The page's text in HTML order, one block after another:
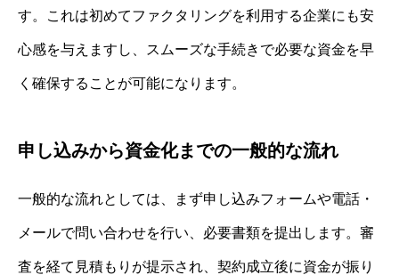
す。これは初めてファクタリングを利用する企業にも安
心感を与えますし、スムーズな手続きで必要な資金を早
く確保することが可能になります。
申し込みから資金化までの一般的な流れ
一般的な流れとしては、まず申し込みフォームや電話・
メールで問い合わせを行い、必要書類を提出します。審
査を経て見積もりが提示され、契約成立後に資金が振り